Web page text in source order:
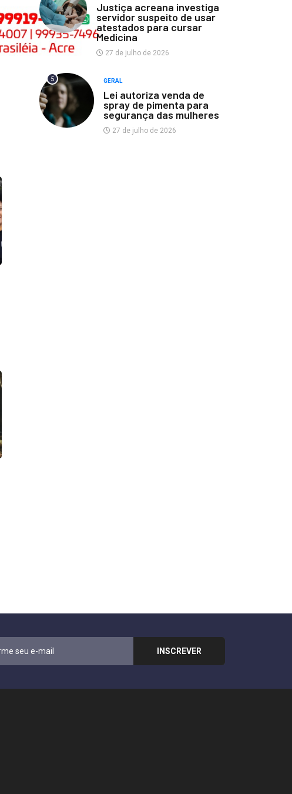
Justiça acreana investiga
servidor suspeito de usar
atestados para cursar
Medicina
27 de julho de 2026
5 GERAL
Lei autoriza venda de
spray de pimenta para
segurança das mulheres
27 de julho de 2026